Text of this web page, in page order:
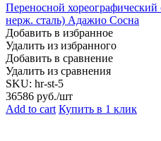
Переносной
нерж. сталь) Адажио Сосна
Добавить в избранное
Удалить из избранного
Добавить в сравнение
Удалить из сравнения
SKU: hr-st-5
36586 руб./шт
Add to cart Купить в 1 клик